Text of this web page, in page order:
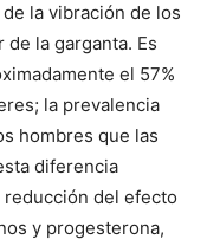
la vibración de los
la garganta. Es
el 57%
la prevalencia
hombres que las
diferencia
del efecto
y progesterona,